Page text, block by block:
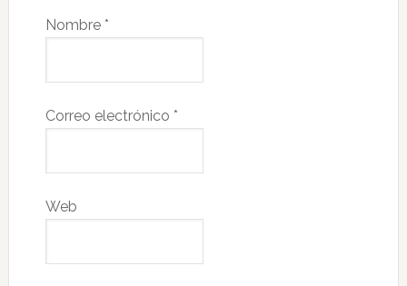
Nombre *
Correo electrónico *
Web